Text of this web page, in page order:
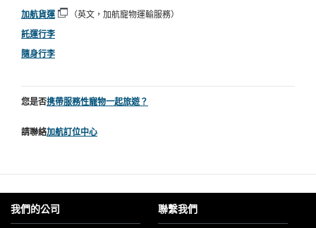
加航貨運
啟
新
視
（英文，加航寵物運輸服務）
託運行李
隨身行李
您是否携帶服務性寵物一起旅遊？
請聯絡加航訂位中心
我們的公司 聯繫我們